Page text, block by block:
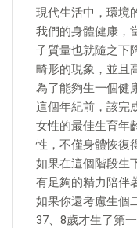
現代生活中，環境
我們的身體健康，
子質量也就隨之下
畸形的現象，並且
為了能夠生一個健
這個年紀前，該完
女性的最佳生育年
性，不僅身體恢復
如果在這個階段生
有足夠的精力陪伴
如果你還考慮生個
37、8歲才生了第